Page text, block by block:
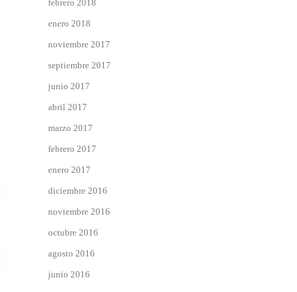
febrero 2018
enero 2018
noviembre 2017
septiembre 2017
junio 2017
abril 2017
marzo 2017
febrero 2017
enero 2017
diciembre 2016
noviembre 2016
octubre 2016
agosto 2016
junio 2016